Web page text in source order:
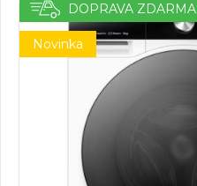
DOPRAVA ZDARMA
Novinka